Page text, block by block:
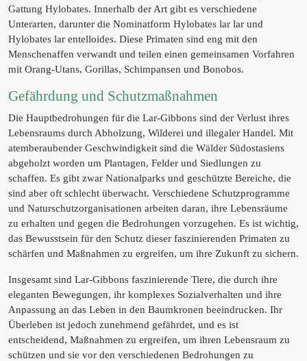
Gattung Hylobates. Innerhalb der Art gibt es verschiedene
Unterarten, darunter die Nominatform Hylobates lar lar und
Hylobates lar entelloides. Diese Primaten sind eng mit den
Menschenaffen verwandt und teilen einen gemeinsamen Vorfahren
mit Orang-Utans, Gorillas, Schimpansen und Bonobos.
Gefährdung und Schutzmaßnahmen
Die Hauptbedrohungen für die Lar-Gibbons sind der Verlust ihres
Lebensraums durch Abholzung, Wilderei und illegaler Handel. Mit
atemberaubender Geschwindigkeit sind die Wälder Südostasiens
abgeholzt worden um Plantagen, Felder und Siedlungen zu
schaffen. Es gibt zwar Nationalparks und geschützte Bereiche, die
sind aber oft schlecht überwacht. Verschiedene Schutzprogramme
und Naturschutzorganisationen arbeiten daran, ihre Lebensräume
zu erhalten und gegen die Bedrohungen vorzugehen. Es ist wichtig,
das Bewusstsein für den Schutz dieser faszinierenden Primaten zu
schärfen und Maßnahmen zu ergreifen, um ihre Zukunft zu sichern.
Insgesamt sind Lar-Gibbons faszinierende Tiere, die durch ihre
eleganten Bewegungen, ihr komplexes Sozialverhalten und ihre
Anpassung an das Leben in den Baumkronen beeindrucken. Ihr
Überleben ist jedoch zunehmend gefährdet, und es ist
entscheidend, Maßnahmen zu ergreifen, um ihren Lebensraum zu
schützen und sie vor den verschiedenen Bedrohungen zu